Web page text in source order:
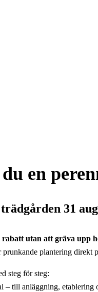
du en
31
utan att gräva upp
plantering direkt
steg för steg:
– till anläggning, etablering